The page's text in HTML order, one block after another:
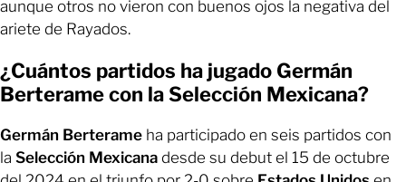
aunque otros no vieron con buenos ojos la negativa del
ariete de Rayados.
¿Cuántos partidos ha jugado Germán
Berterame con la Selección Mexicana?
Germán Berterame ha participado en seis partidos con
la Selección Mexicana desde su debut el 15 de octubre